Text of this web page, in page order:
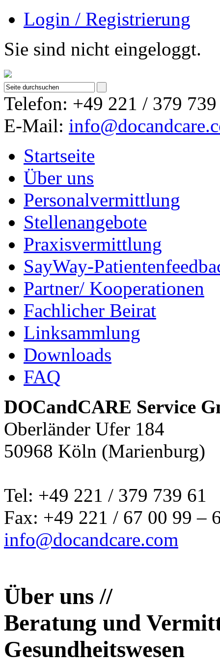
Login / Registrierung
Sie sind nicht eingeloggt.
Telefon: +49 221 / 379
E-Mail:
Startseite
Über uns
Personalvermittlung
Stellenangebote
Praxisvermittlung
SayWay-
Partner/ Kooperationen
Fachlicher Beirat
Linksammlung
Downloads
FAQ
DOCandCARE Service
Oberländer Ufer 184
50968 Köln (Marienburg)
Tel: +49 221 / 379 739 61
Fax: +49 221 / 67 00 99 –
info@docandcare.com
Über uns //
Beratung und
Gesundheitswesen